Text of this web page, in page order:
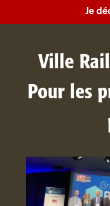
Je
Ville
Pour les